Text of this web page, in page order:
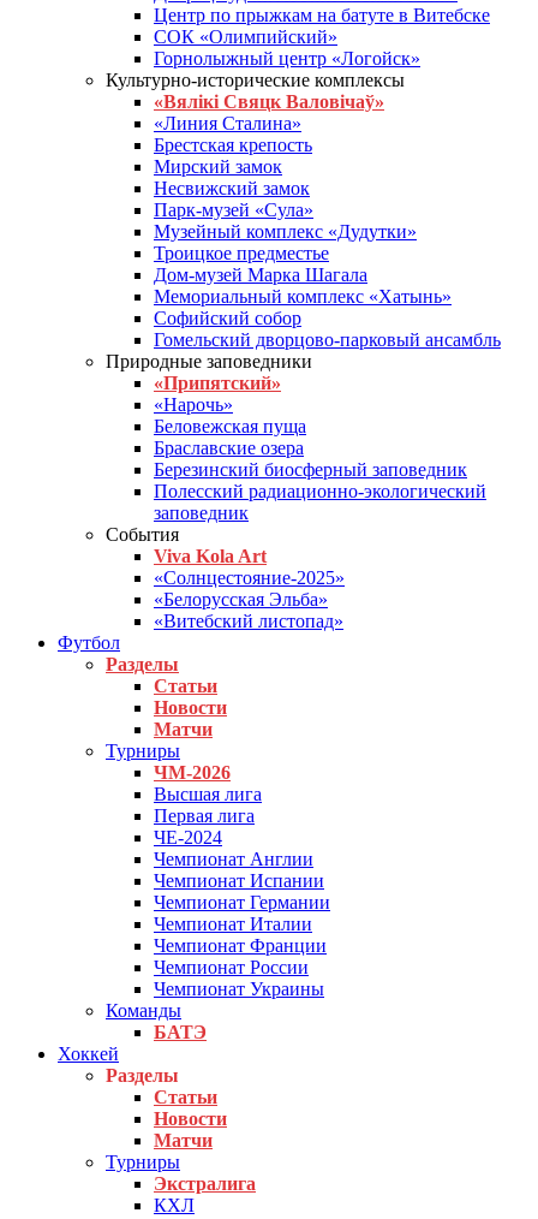
Центр по прыжкам на батуте в Витебске
СОК «Олимпийский»
Горнолыжный центр «Логойск»
Культурно-исторические комплексы
«Вялікі Свяцк Валовічаў»
«Линия Сталина»
Брестская крепость
Мирский замок
Несвижский замок
Парк-музей «Сула»
Музейный комплекс «Дудутки»
Троицкое предместье
Дом-музей Марка Шагала
Мемориальный комплекс «Хатынь»
Софийский собор
Гомельский дворцово-парковый ансамбль
Природные заповедники
«Припятский»
«Нарочь»
Беловежская пуща
Браславские озера
Березинский биосферный заповедник
Полесский радиационно-экологический
заповедник
События
Viva Kola Art
«Солнцестояние-2025»
«Белорусская Эльба»
«Витебский листопад»
Футбол
Разделы
Статьи
Новости
Матчи
Турниры
ЧМ-2026
Высшая лига
Первая лига
ЧЕ-2024
Чемпионат Англии
Чемпионат Испании
Чемпионат Германии
Чемпионат Италии
Чемпионат Франции
Чемпионат России
Чемпионат Украины
Команды
БАТЭ
Хоккей
Разделы
Статьи
Новости
Матчи
Турниры
Экстралига
КХЛ